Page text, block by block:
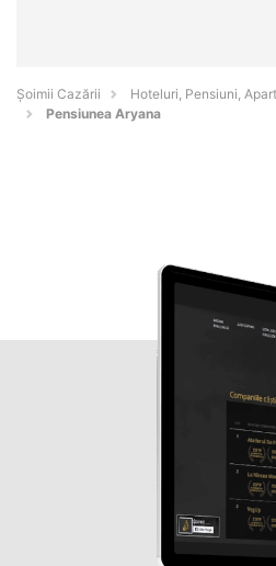
Șoimii Cazării
Hoteluri, Pensiuni,
Pensiunea Aryana